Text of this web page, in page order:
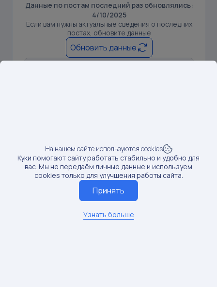
Данные по постам последний раз обновлялись:
4/10/2025
Если вам нужны актуальные сведения о последних
постах, обновите данные
Обновить данные
Доход от блогера:
Рост продаж:
0%
На нашем сайте используются cookies
Куки помогают сайту работать стабильно и удобно для
вас. Мы не передаём личные данные и используем
cookies только для улучшения работы сайта.
Принять
Узнать больше